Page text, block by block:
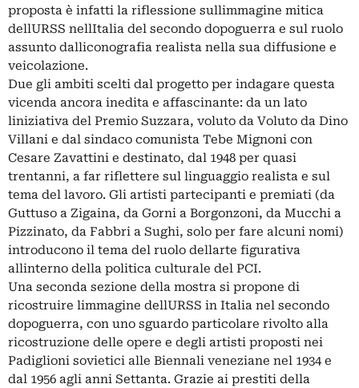
proposta è infatti la riflessione sullimmagine mitica
dellURSS nellItalia del secondo dopoguerra e sul ruolo
assunto dalliconografia realista nella sua diffusione e
veicolazione.
Due gli ambiti scelti dal progetto per indagare questa
vicenda ancora inedita e affascinante: da un lato
liniziativa del Premio Suzzara, voluto da Voluto da Dino
Villani e dal sindaco comunista Tebe Mignoni con
Cesare Zavattini e destinato, dal 1948 per quasi
trentanni, a far riflettere sul linguaggio realista e sul
tema del lavoro. Gli artisti partecipanti e premiati (da
Guttuso a Zigaina, da Gorni a Borgonzoni, da Mucchi a
Pizzinato, da Fabbri a Sughi, solo per fare alcuni nomi)
introducono il tema del ruolo dellarte figurativa
allinterno della politica culturale del PCI.
Una seconda sezione della mostra si propone di
ricostruire limmagine dellURSS in Italia nel secondo
dopoguerra, con uno sguardo particolare rivolto alla
ricostruzione delle opere e degli artisti proposti nei
Padiglioni sovietici alle Biennali veneziane nel 1934 e
dal 1956 agli anni Settanta. Grazie ai prestiti della